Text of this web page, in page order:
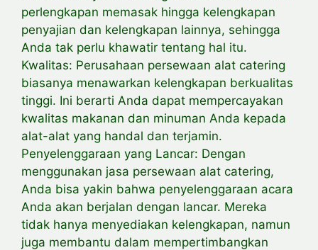
perlengkapan memasak hingga kelengkapan
penyajian dan kelengkapan lainnya, sehingga
Anda tak perlu khawatir tentang hal itu.
Kwalitas: Perusahaan persewaan alat catering
biasanya menawarkan kelengkapan berkualitas
tinggi. Ini berarti Anda dapat mempercayakan
kwalitas makanan dan minuman Anda kepada
alat-alat yang handal dan terjamin.
Penyelenggaraan yang Lancar: Dengan
menggunakan jasa persewaan alat catering,
Anda bisa yakin bahwa penyelenggaraan acara
Anda akan berjalan dengan lancar. Mereka
tidak hanya menyediakan kelengkapan, namun
juga membantu dalam mempertimbangkan